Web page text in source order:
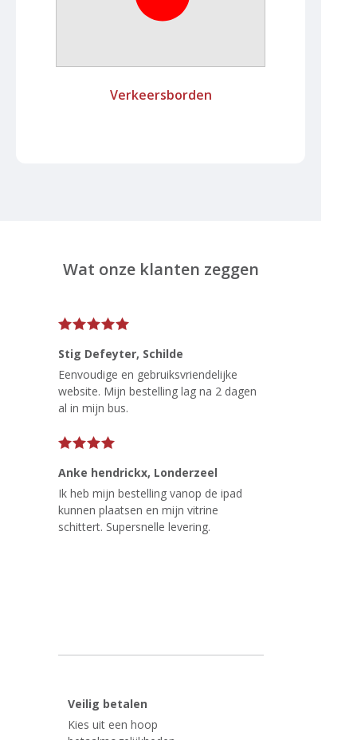
Verkeersborden
Wat onze klanten zeggen
Stig Defeyter, Schilde
Eenvoudige en gebruiksvriendelijke
website. Mijn bestelling lag na 2 dagen
al in mijn bus.
Anke hendrickx, Londerzeel
Ik heb mijn bestelling vanop de ipad
kunnen plaatsen en mijn vitrine
schittert. Supersnelle levering.
Veilig betalen
Kies uit een hoop